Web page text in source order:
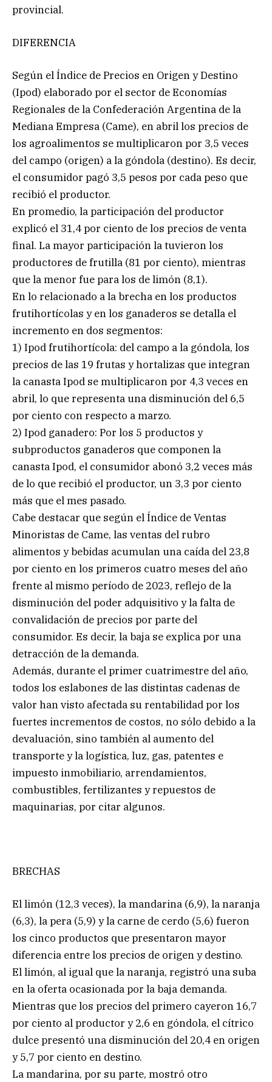
provincial.
DIFERENCIA
Según el Índice de Precios en Origen y Destino
(Ipod) elaborado por el sector de Economías
Regionales de la Confederación Argentina de la
Mediana Empresa (Came), en abril los precios de
los agroalimentos se multiplicaron por 3,5 veces
del campo (origen) a la góndola (destino). Es decir,
el consumidor pagó 3,5 pesos por cada peso que
recibió el productor.
En promedio, la participación del productor
explicó el 31,4 por ciento de los precios de venta
final. La mayor participación la tuvieron los
productores de frutilla (81 por ciento), mientras
que la menor fue para los de limón (8,1).
En lo relacionado a la brecha en los productos
frutihortícolas y en los ganaderos se detalla el
incremento en dos segmentos:
1) Ipod frutihortícola: del campo a la góndola, los
precios de las 19 frutas y hortalizas que integran
la canasta Ipod se multiplicaron por 4,3 veces en
abril, lo que representa una disminución del 6,5
por ciento con respecto a marzo.
2) Ipod ganadero: Por los 5 productos y
subproductos ganaderos que componen la
canasta Ipod, el consumidor abonó 3,2 veces más
de lo que recibió el productor, un 3,3 por ciento
más que el mes pasado.
Cabe destacar que según el Índice de Ventas
Minoristas de Came, las ventas del rubro
alimentos y bebidas acumulan una caída del 23,8
por ciento en los primeros cuatro meses del año
frente al mismo período de 2023, reflejo de la
disminución del poder adquisitivo y la falta de
convalidación de precios por parte del
consumidor. Es decir, la baja se explica por una
detracción de la demanda.
Además, durante el primer cuatrimestre del año,
todos los eslabones de las distintas cadenas de
valor han visto afectada su rentabilidad por los
fuertes incrementos de costos, no sólo debido a la
devaluación, sino también al aumento del
transporte y la logística, luz, gas, patentes e
impuesto inmobiliario, arrendamientos,
combustibles, fertilizantes y repuestos de
maquinarias, por citar algunos.
BRECHAS
El limón (12,3 veces), la mandarina (6,9), la naranja
(6,3), la pera (5,9) y la carne de cerdo (5,6) fueron
los cinco productos que presentaron mayor
diferencia entre los precios de origen y destino.
El limón, al igual que la naranja, registró una suba
en la oferta ocasionada por la baja demanda.
Mientras que los precios del primero cayeron 16,7
por ciento al productor y 2,6 en góndola, el cítrico
dulce presentó una disminución del 20,4 en origen
y 5,7 por ciento en destino.
La mandarina, por su parte, mostró otro